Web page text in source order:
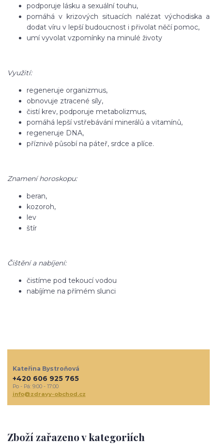
podporuje lásku a sexuální touhu,
pomáhá v krizových situacích nalézat východiska a
dodat víru v lepší budoucnost i přivolat něčí pomoc,
umí vyvolat vzpomínky na minulé životy
Využití:
regeneruje organizmus,
obnovuje ztracené síly,
čistí krev, podporuje metabolizmus,
pomáhá lepší vstřebávání minerálů a vitamínů,
regeneruje DNA,
příznivě působí na páteř, srdce a plíce.
Znamení horoskopu:
beran,
kozoroh,
lev
štír
Čištění a nabíjení:
čistíme pod tekoucí vodou
nabíjíme na přímém slunci
Zboží zařazeno v kategoriích
Kateřina Bystroňová
+420 606 925 765
Po - Pá: 9:00 - 17:00
info@zdravy-obchod.cz